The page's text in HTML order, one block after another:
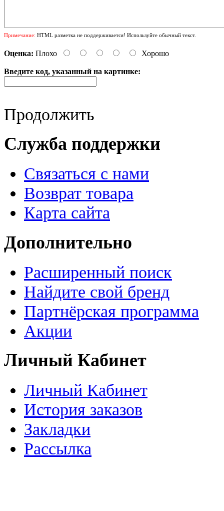
Примечание: HTML разметка не поддерживается! Используйте обычный текст.
Оценка: Плохо Хорошо
Введите код, указанный на картинке:
Продолжить
Служба поддержки
Связаться с нами
Возврат товара
Карта сайта
Дополнительно
Расширенный поиск
Найдите свой бренд
Партнёрская программа
Акции
Личный Кабинет
Личный Кабинет
История заказов
Закладки
Рассылка